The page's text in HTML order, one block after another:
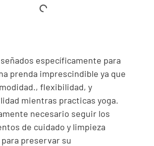
específicamente para
prenda imprescindible ya que
flexibilidad, y
mientras practicas yoga.
necesario seguir los
de cuidado y limpieza
preservar su